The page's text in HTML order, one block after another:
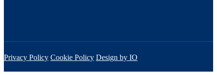
Privacy Policy Cookie Policy Design by IO